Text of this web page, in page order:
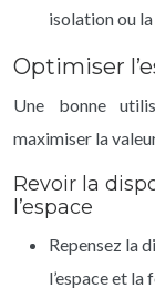
isolation ou
Optimiser
Une bonne
maximiser la
Revoir la
l’espace
Repensez la
l’espace et